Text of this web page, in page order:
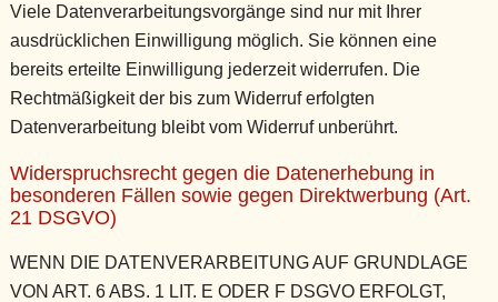
Viele Datenverarbeitungsvorgänge sind nur mit Ihrer
ausdrücklichen Einwilligung möglich. Sie können eine
bereits erteilte Einwilligung jederzeit widerrufen. Die
Rechtmäßigkeit der bis zum Widerruf erfolgten
Datenverarbeitung bleibt vom Widerruf unberührt.
Widerspruchsrecht gegen die Datenerhebung in
besonderen Fällen sowie gegen Direktwerbung (Art.
21 DSGVO)
WENN DIE DATENVERARBEITUNG AUF GRUNDLAGE
VON ART. 6 ABS. 1 LIT. E ODER F DSGVO ERFOLGT,